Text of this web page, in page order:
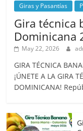
Giras y Pasantías
Gira técnica
Dominicana
May 22, 2026
GIRA TÉCNICA
¡ÚNETE A LA GIRA
DOMINICANA!